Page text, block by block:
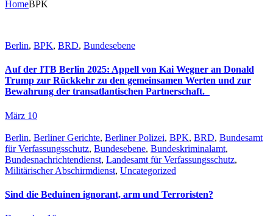
HomeBPK
Berlin, BPK, BRD, Bundesebene
Auf der ITB Berlin 2025: Appell von Kai Wegner an Donald
Trump zur Rückkehr zu den gemeinsamen Werten und zur
Bewahrung der transatlantischen Partnerschaft.
März 10
Berlin, Berliner Gerichte, Berliner Polizei, BPK, BRD, Bundesamt
für Verfassungsschutz, Bundesebene, Bundeskriminalamt,
Bundesnachrichtendienst, Landesamt für Verfassungsschutz,
Militärischer Abschirmdienst, Uncategorized
Sind die Beduinen ignorant, arm und Terroristen?